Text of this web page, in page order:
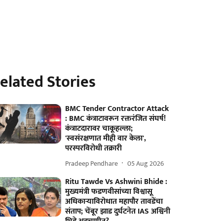
Stories
BMC Tender Contractor Attack
: BMC कंत्राटावरून रक्तरंजित संघर्ष!
कंत्राटदारावर चाकूहल्ला;
'स्वसंरक्षणात मीही वार केला',
परस्परविरोधी तक्रारी
Pradeep Pendhare 05 Aug 2026
Ritu Tawde Vs Ashwini Bhide :
मुख्यमंत्री फडणवीसांच्या विश्वासू
अधिकाऱ्याविरोधात महापौर तावडेंचा
संताप; चेंबूर झाड दुर्घटनेत IAS अश्विनी